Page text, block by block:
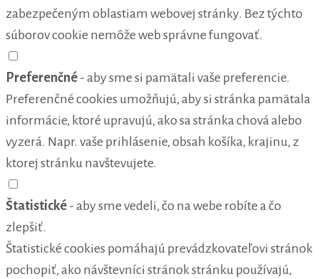
zabezpečeným oblastiam webovej stránky. Bez týchto
súborov cookie nemôže web správne fungovať.
Preferenčné - aby sme si pamätali vaše preferencie.
Preferenčné cookies umožňujú, aby si stránka pamätala
informácie, ktoré upravujú, ako sa stránka chová alebo
vyzerá. Napr. vaše prihlásenie, obsah košíka, krajinu, z
ktorej stránku navštevujete.
Štatistické - aby sme vedeli, čo na webe robíte a čo
zlepšiť.
Štatistické cookies pomáhajú prevádzkovateľovi stránok
pochopiť, ako návštevníci stránok stránku používajú,